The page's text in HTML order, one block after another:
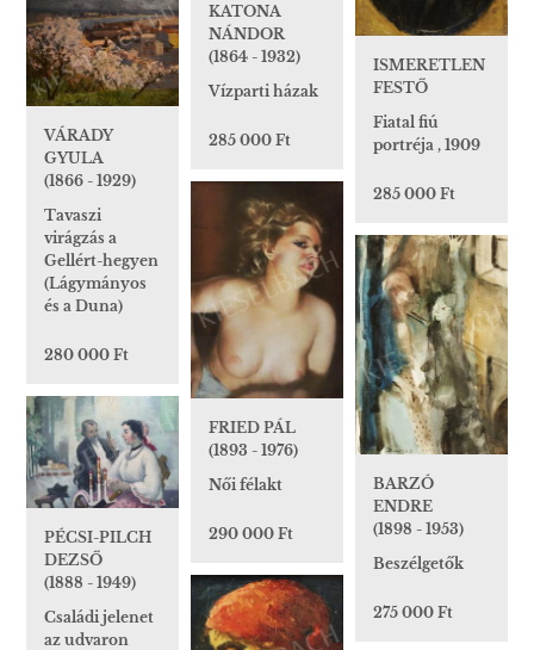
ISMERETLEN
FESTŐ
Fiatal fiú
portréja , 1909
285 000 Ft
KATONA
NÁNDOR
(1864 - 1932)
Vízparti házak
285 000 Ft
VÁRADY
GYULA
(1866 - 1929)
Tavaszi
virágzás a
Gellért-hegyen
(Lágymányos
és a Duna)
280 000 Ft
FRIED PÁL
(1893 - 1976)
Női félakt
290 000 Ft
BARZÓ
ENDRE
(1898 - 1953)
Beszélgetők
275 000 Ft
PÉCSI-PILCH
DEZSŐ
(1888 - 1949)
Családi jelenet
az udvaron